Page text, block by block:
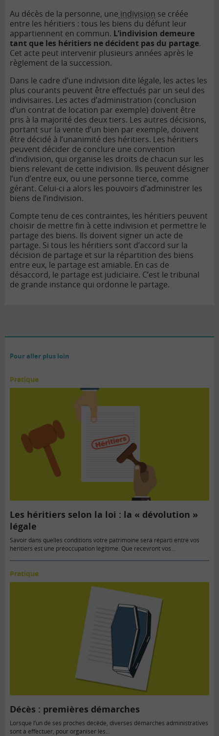
Au décès de la personne, une indivision se créée
entre les héritiers : tous les biens du défunt leur
appartiennent en commun. L’indivision demeure
tant que les héritiers ne décident pas du partage.
Cet acte peut intervenir plusieurs années après le
règlement de la succession.
Dans le cadre d’une indivision dite légale, les actes les
plus courants peuvent être effectués par un seul des
indivisaires. Les actes d’administration (conclusion
d’un contrat de location par exemple) doivent être
pris à la majorité des deux tiers. Les autres décisions,
portant sur la vente d’un bien par exemple, doivent
être décidé à l’unanimité des héritiers. Les héritiers
peuvent décider de conclure une convention
d’indivision, qui organise les droits de chacun sur les
biens relevant de cette indivision. Ils peuvent désigner
l’un d’entre eux, ou une personne tierce, comme
gérant. Celui-ci a alors les pouvoirs d’administrer les
biens de l’indivision.
Compte tenu de ces contraintes, les héritiers peuvent
choisir de mettre fin à cette indivision et permettre le
partage des biens. Ils doivent signer un acte de
partage. Si tous les héritiers sont d’accord sur la
décision de partage et sur la répartition des biens
entre eux, le partage est amiable. En cas de
désaccord, le partage est judiciaire. C’est le tribunal
de grande instance qui ordonne le partage.
Pour aller plus loin
Pratique
Les héritiers selon la loi : la « dévolution »
légale
Savoir dans quelles conditions votre patrimoine sera réparti entre vos
héritiers est une préoccupation légitime. Que recevront vos…
Pratique
Décès : premières démarches
Lorsque l’un de ses proches décède, diverses démarches administratives
sont à effectuer, pour organiser les...